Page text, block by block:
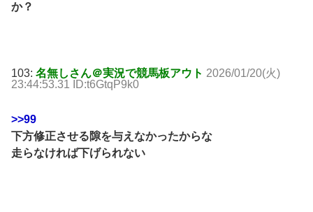
か？
103: 名無しさん＠実況で競馬板アウト 2026/01/20(火)
23:44:53.31 ID:t6GtqP9k0
>>99
下方修正させる隙を与えなかったからな
走らなければ下げられない